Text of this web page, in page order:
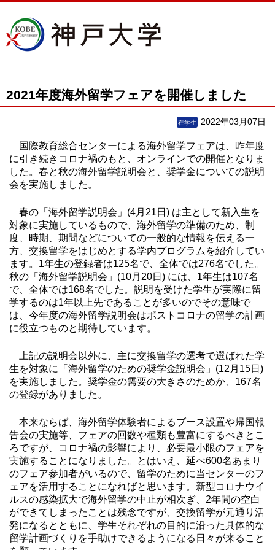
2021年度海外留学フェアを開催しました
2022年03月07日
国際教育総合センターによる海外留学フェアは、昨年度
に引き続きコロナ禍のもと、オンラインでの開催となりま
した。春と秋の海外留学説明会と、奨学金についての説明
会を実施しました。
春の「海外留学説明会」(4月21日) は主として新入生を
対象に実施しているもので、海外留学の準備のため、制
度、時期、期間などについての一般的な情報を伝える一
方、交換留学をはじめとする学内プログラムを紹介してい
ます。1年生の登録者は125名で、全体では276名でした。
秋の「海外留学説明会」(10月20日) には、1年生は107名
で、全体では168名でした。説明を受けた学生が実際に留
学するのは1年以上先であることが多いのでその意味で
は、今年度の海外留学説明会はポストコロナの留学の計画
に役立つものと期待しています。
上記の説明会以外に、主に交換留学の選考で選ばれた学
生を対象に「海外留学のための奨学金説明会」(12月15日)
を実施しました。奨学金の需要の大きさのためか、167名
の登録がありました。
本来ならば、海外留学体験者によるブース設置や帰国報
告会の実施等、フェアの回数や種類も豊富にするべきとこ
ろですが、コロナ禍の影響により、必要最小限のフェアを
実施することになりました。とはいえ、延べ600名あまり
のフェア参加者がいるので、留学のために当センターのフ
ェアを活用することになればと思います。新型コロナウイ
ルスの感染拡大で海外留学の中止が相次ぎ、2年間の空白
ができてしまったことは残念ですが、交換留学が元通り活
発になるとともに、学生それぞれの目的に沿った具体的な
留学計画づくりを手助けできるようになる日々が来ること